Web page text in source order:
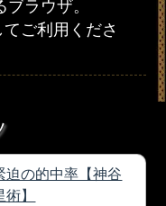
ご利用くださ
の的中率【神谷
】